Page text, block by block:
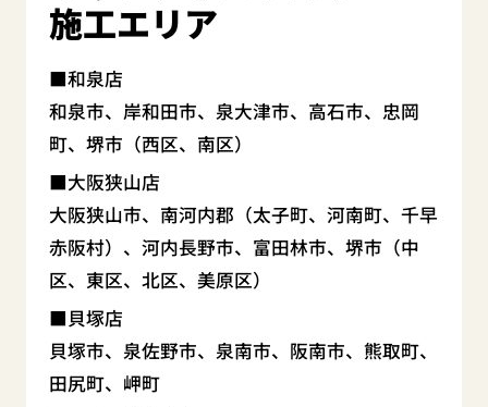
施工エリア
和泉店
和泉市、岸和田市、泉大津市、高石市、忠岡
町、堺市（西区、南区）
大阪狭山店
大阪狭山市、南河内郡（太子町、河南町、千早
赤阪村）、河内長野市、富田林市、堺市（中
区、東区、北区、美原区）
貝塚店
貝塚市、泉佐野市、泉南市、阪南市、熊取町、
田尻町、岬町